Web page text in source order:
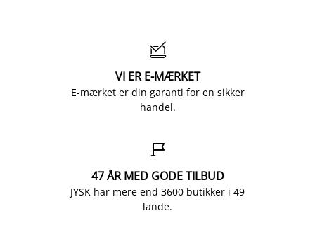

VI ER E-MÆRKET
E-mærket er din garanti for en sikker
handel.

47 ÅR MED GODE TILBUD
JYSK har mere end 3600 butikker i 49
lande.